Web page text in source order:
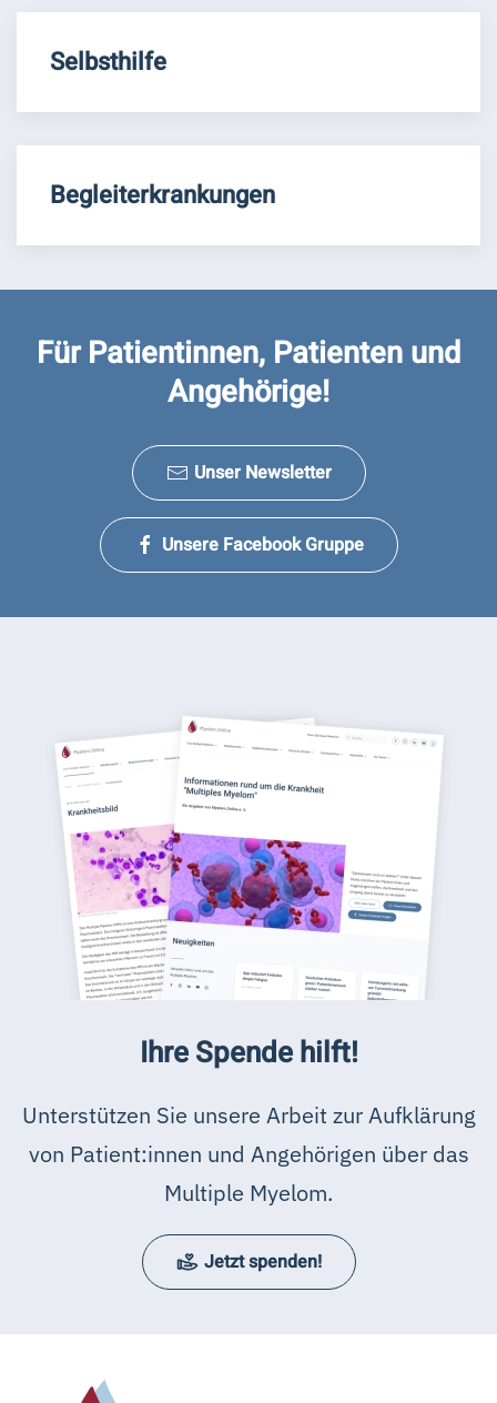
Selbsthilfe
Begleiterkrankungen
Für Patientinnen, Patienten und
Angehörige!
Unser Newsletter
Unsere Facebook Gruppe
Ihre Spende hilft!
Unterstützen Sie unsere Arbeit zur Aufklärung
von Patient:innen und Angehörigen über das
Multiple Myelom.
Jetzt spenden!